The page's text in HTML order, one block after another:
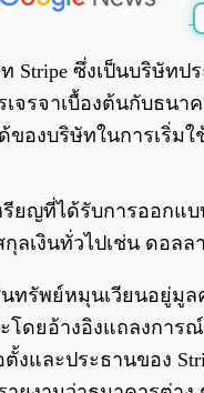
Stripe ซึ่งเป็นบริษัทป
เจรจาเบื้องต้นกับธนา
ของบริษัทในการเริ่มใ
หรียญที่ได้รับการออกแ
ลเงินทั่วไปเช่น ดอลล
ทรัพย์หมุนเวียนอยู่มูลค่
โดยอ้างอิงแถลงการณ์
ตั้งและประธานของ